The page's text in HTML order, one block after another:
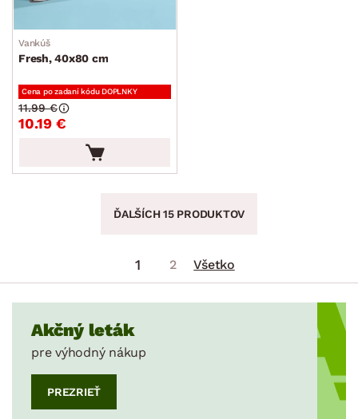
Vankúš
Fresh, 40x80 cm
Cena po zadaní kódu DOPLNKY
10.19 €
11.99 €
ĎALŠÍCH 15 PRODUKTOV
1 2 Všetko
Akčný leták
pre výhodný nákup
PREZRIEŤ